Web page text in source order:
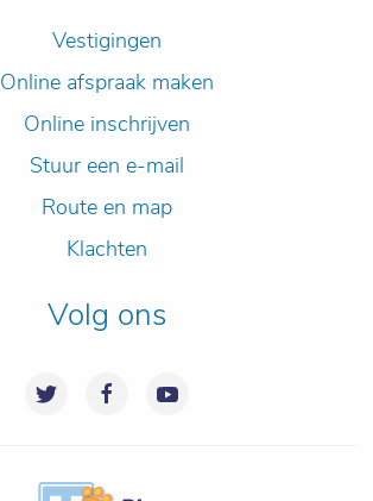
Vestigingen
Online afspraak maken
Online inschrijven
Stuur een e-mail
Route en map
Klachten
Volg ons